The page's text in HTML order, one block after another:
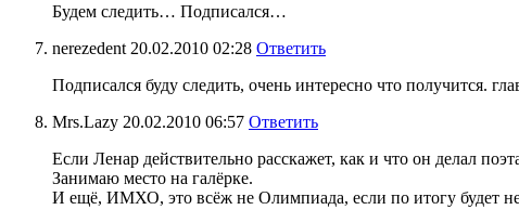
Будем следить… Подписался…
nerezedent 20.02.2010 02:28 Ответить
Подписался буду следить, очень интересно что получится.
Mrs.Lazy 20.02.2010 06:57 Ответить
Если Ленар действительно расскажет, как и что он делал
Занимаю место на галёрке.
И ещё, ИМХО, это всёж не Олимпиада, если по итогу будет не